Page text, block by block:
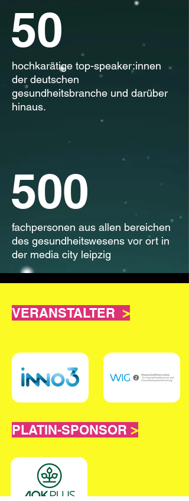
Prof. Dr. med. Orlando
Guntinas-Lichius
Delia Strunz
JProf. Dr. Dennis Häckl
50
hochkarätige top-speaker:innen
der deutschen
gesundheitsbranche und darüber
hinaus.
500
fachpersonen aus allen bereichen
des gesundheitswesens vor ort in
der media city leipzig
VERANSTALTER >
PLATIN-SPONSOR >